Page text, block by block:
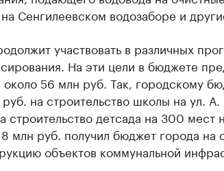
Сенгилеевском водозаборе и
участвовать в различных
На эти цели в бюджете
56 млн руб. Так, городскому
на строительство школы на ул.
строительство детсада на 300 мест
млн руб. получил бюджет города на
объектов коммунальной